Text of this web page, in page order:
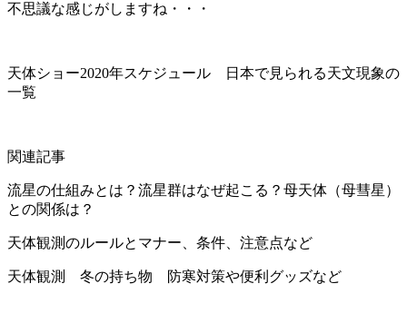
不思議な感じがしますね・・・
天体ショー2020年スケジュール 日本で見られる天文現象の
一覧
関連記事
流星の仕組みとは？流星群はなぜ起こる？母天体（母彗星）
との関係は？
天体観測のルールとマナー、条件、注意点など
天体観測 冬の持ち物 防寒対策や便利グッズなど